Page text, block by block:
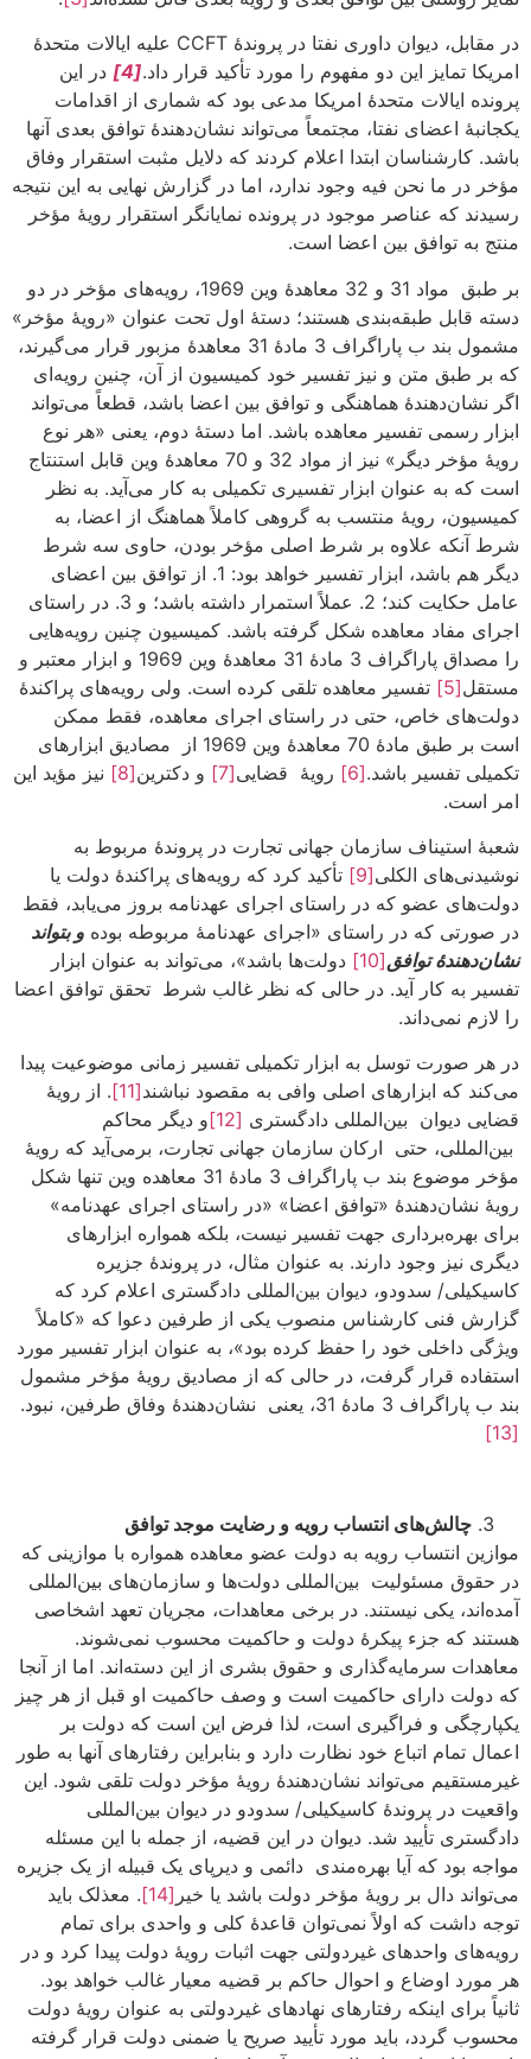
در مقابل، دیوان داوری نفتا در پروندۀ CCFT علیه ایالات متحدۀ
امریکا تمایز این دو مفهوم را مورد تأکید قرار داد.[4]
در این
پرونده ایالات متحدۀ امریکا مدعی بود که شماری از اقدامات
یکجانبۀ اعضای نفتا، مجتمعاً می‌تواند نشان‌دهندۀ توافق بعدی آنها
باشد. کارشناسان ابتدا اعلام کردند که دلایل مثبت استقرار وفاق
مؤخر در ما نحن فیه وجود ندارد، اما در گزارش نهایی به این نتیجه
رسیدند که عناصر موجود در پرونده نمایانگر استقرار رویۀ مؤخر
منتج به توافق بین اعضا است.
بر طبق مواد 31 و 32 معاهدۀ وین 1969، رویه‌های مؤخر در دو
دسته قابل طبقه‌بندی هستند؛ دستۀ اول تحت عنوان «رویۀ مؤخر»
مشمول بند ب پاراگراف 3 مادۀ 31 معاهدۀ مزبور قرار می‌گیرند،
که بر طبق متن و نیز تفسیر خود کمیسیون از آن، چنین رویه‌ای
اگر نشان‌دهندۀ هماهنگی و توافق بین اعضا باشد، قطعاً می‌تواند
ابزار رسمی تفسیر معاهده باشد. اما دستۀ دوم، یعنی «هر نوع
رویۀ مؤخر دیگر» نیز از مواد 32 و 70 معاهدۀ وین قابل استنتاج
است که به عنوان ابزار تفسیری تکمیلی به کار می‌آید. به نظر
کمیسیون، رویۀ منتسب به گروهی کاملاً هماهنگ از اعضا، به
شرط آنکه علاوه بر شرط اصلی مؤخر بودن، حاوی سه شرط
دیگر هم باشد، ابزار تفسیر خواهد بود: 1. از توافق بین اعضای
عامل حکایت کند؛ 2. عملاً استمرار داشته باشد؛ و 3. در راستای
اجرای مفاد معاهده شکل گرفته باشد. کمیسیون چنین رویه‌هایی
را مصداق پاراگراف 3 مادۀ 31 معاهدۀ وین 1969 و ابزار معتبر و
مستقل[5]
تفسیر معاهده تلقی کرده است. ولی رویه‌های پراکندۀ
دولت‌های خاص، حتی در راستای اجرای معاهده، فقط ممکن
است بر طبق مادۀ 70 معاهدۀ وین 1969 از مصادیق ابزارهای
تکمیلی تفسیر باشد.[6] رویۀ قضایی[7] و دکترین[8]
نیز مؤید این
امر است.
شعبۀ استیناف سازمان جهانی تجارت در پروندۀ مربوط به
نوشیدنی‌های الکلی[9]
تأکید کرد که رویه‌های پراکندۀ دولت یا
دولت‌های عضو که در راستای اجرای عهدنامه بروز می‌یابد، فقط
در صورتی که در راستای «اجرای عهدنامۀ مربوطه بوده و بتواند
نشان‌دهندۀ توافق[10]
دولت‌ها باشد»، می‌تواند به عنوان ابزار
تفسیر به کار آید. در حالی که نظر غالب شرط تحقق توافق اعضا
را لازم نمی‌داند.
در هر صورت توسل به ابزار تکمیلی تفسیر زمانی موضوعیت پیدا
می‌کند که ابزارهای اصلی وافی به مقصود نباشند[11]
. از رویۀ
قضایی دیوان بین‌المللی دادگستری [12]
و دیگر محاکم
بین‌المللی، حتی ارکان سازمان جهانی تجارت، برمی‌آید که رویۀ
مؤخر موضوع بند ب پاراگراف 3 مادۀ 31 معاهده وین تنها شکل
رویۀ نشان‌دهندۀ «توافق اعضا» «در راستای اجرای عهدنامه»
برای بهره‌برداری جهت تفسیر نیست، بلکه همواره ابزارهای
دیگری نیز وجود دارند. به عنوان مثال، در پروندۀ جزیره
کاسیکیلی/ سدودو، دیوان بین‌المللی دادگستری اعلام کرد که
گزارش فنی کارشناس منصوب یکی از طرفین دعوا که «کاملاً
ویژگی داخلی خود را حفظ کرده بود»، به عنوان ابزار تفسیر مورد
استفاده قرار گرفت، در حالی که از مصادیق رویۀ مؤخر مشمول
بند ب پاراگراف 3 مادۀ 31، یعنی نشان‌دهندۀ وفاق طرفین، نبود.
[13]
چالشهای انتساب رویه و رضایت موجد توافق
موازین انتساب رویه به دولت عضو معاهده همواره با موازینی که
در حقوق مسئولیت بین‌المللی دولت‌ها و سازمان‌های بین‌المللی
آمده‌اند، یکی نیستند. در برخی معاهدات، مجریان تعهد اشخاصی
هستند که جزء پیکرۀ دولت و حاکمیت محسوب نمی‌شوند.
معاهدات سرمایه‌گذاری و حقوق بشری از این دسته‌اند. اما از آنجا
که دولت دارای حاکمیت است و وصف حاکمیت او قبل از هر چیز
یکپارچگی و فراگیری است، لذا فرض این است که دولت بر
اعمال تمام اتباع خود نظارت دارد و بنابراین رفتارهای آنها به طور
غیرمستقیم می‌تواند نشان‌دهندۀ رویۀ مؤخر دولت تلقی شود. این
واقعیت در پروندۀ کاسیکیلی/ سدودو در دیوان بین‌المللی
دادگستری تأیید شد. دیوان در این قضیه، از جمله با این مسئله
مواجه بود که آیا بهره‌مندی دائمی و دیرپای یک قبیله از یک جزیره
می‌تواند دال بر رویۀ مؤخر دولت باشد یا خیر [14]
. معذلک باید
توجه داشت که اولاً نمی‌توان قاعدۀ کلی و واحدی برای تمام
رویه‌های واحدهای غیردولتی جهت اثبات رویۀ دولت پیدا کرد و در
هر مورد اوضاع و احوال حاکم بر قضیه معیار غالب خواهد بود.
ثانیاً برای اینکه رفتارهای نهادهای غیردولتی به عنوان رویۀ دولت
محسوب گردد، باید مورد تأیید صریح یا ضمنی دولت قرار گرفته